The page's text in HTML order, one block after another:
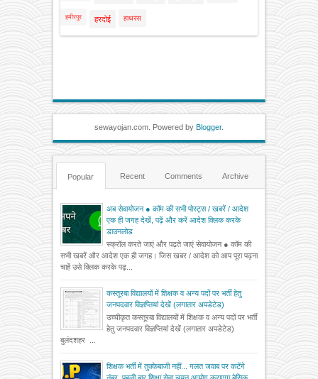
हमीरपुर हरदोई हाथरस
sewayojan.com. Powered by Blogger.
Popular Recent Comments Archive
अब सेवायोजन ● कॉम की सभी पोस्ट्स / खबरें / आदेश
एक ही जगह देखें, पढ़ें और करें आदेश क्लिक करके
डाउनलोड
स्क्रॉल करते जाएं और पढ़ते जाएं सेवायोजन ● कॉम की
सभी खबरें और आदेश एक ही जगह। जिस खबर / आदेश को आप पूरा पढ़ना
चाहें उसे क्लिक करके पढ़...
कस्तूरबा विद्यालयों में शिक्षक व अन्य पदों पर भर्ती हेतु
जनपदवार विज्ञप्तियां देखें (लगातार अपडेटेड)
उच्चीकृत कस्तूरबा विद्यालयों में शिक्षक व अन्य पदों पर भर्ती
हेतु जनपदवार विज्ञप्तियां देखें (लगातार अपडेटेड)
बुलंदशहर ...
शिक्षक भर्ती में तुक्केबाजी नहीं... गलत जवाब पर कटेंगे